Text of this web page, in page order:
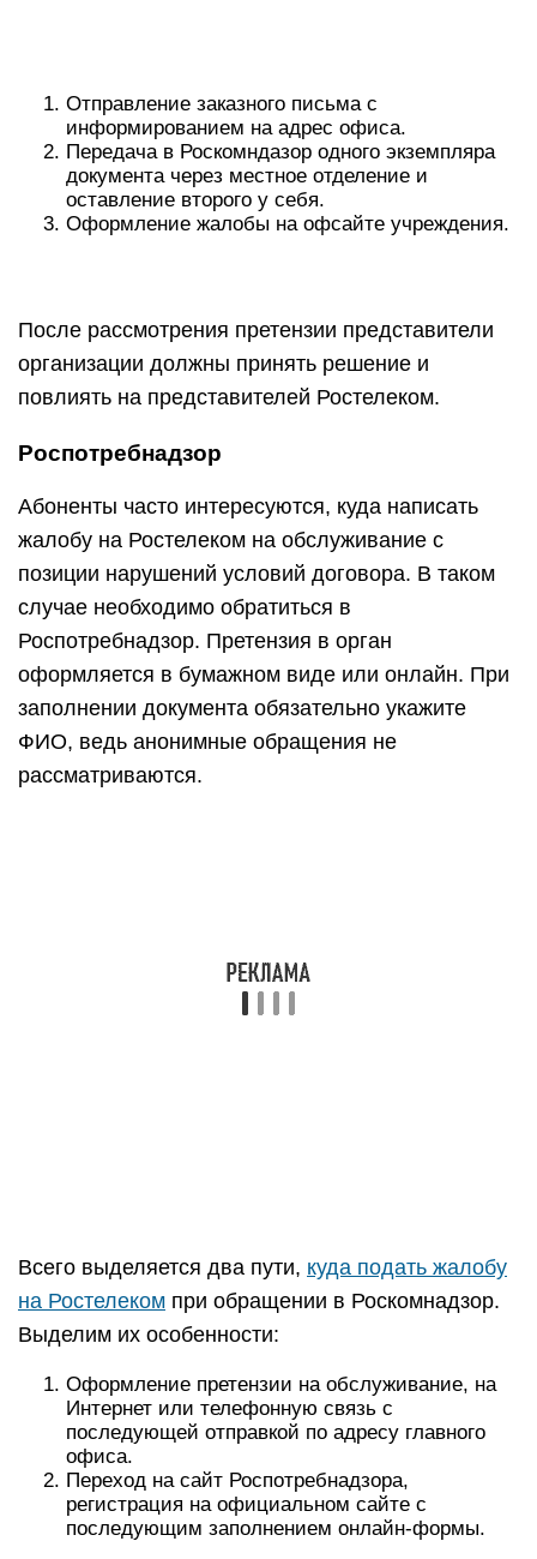
Отправление заказного письма с
информированием на адрес офиса.
Передача в Роскомндазор одного экземпляра
документа через местное отделение и
оставление второго у себя.
Оформление жалобы на офсайте учреждения.
После рассмотрения претензии представители
организации должны принять решение и
повлиять на представителей Ростелеком.
Роспотребнадзор
Абоненты часто интересуются, куда написать
жалобу на Ростелеком на обслуживание с
позиции нарушений условий договора. В таком
случае необходимо обратиться в
Роспотребнадзор. Претензия в орган
оформляется в бумажном виде или онлайн. При
заполнении документа обязательно укажите
ФИО, ведь анонимные обращения не
рассматриваются.
Всего выделяется два пути, куда подать жалобу
на Ростелеком при обращении в Роскомнадзор.
Выделим их особенности:
Оформление претензии на обслуживание, на
Интернет или телефонную связь с
последующей отправкой по адресу главного
офиса.
Переход на сайт Роспотребнадзора,
регистрация на официальном сайте с
последующим заполнением онлайн-формы.